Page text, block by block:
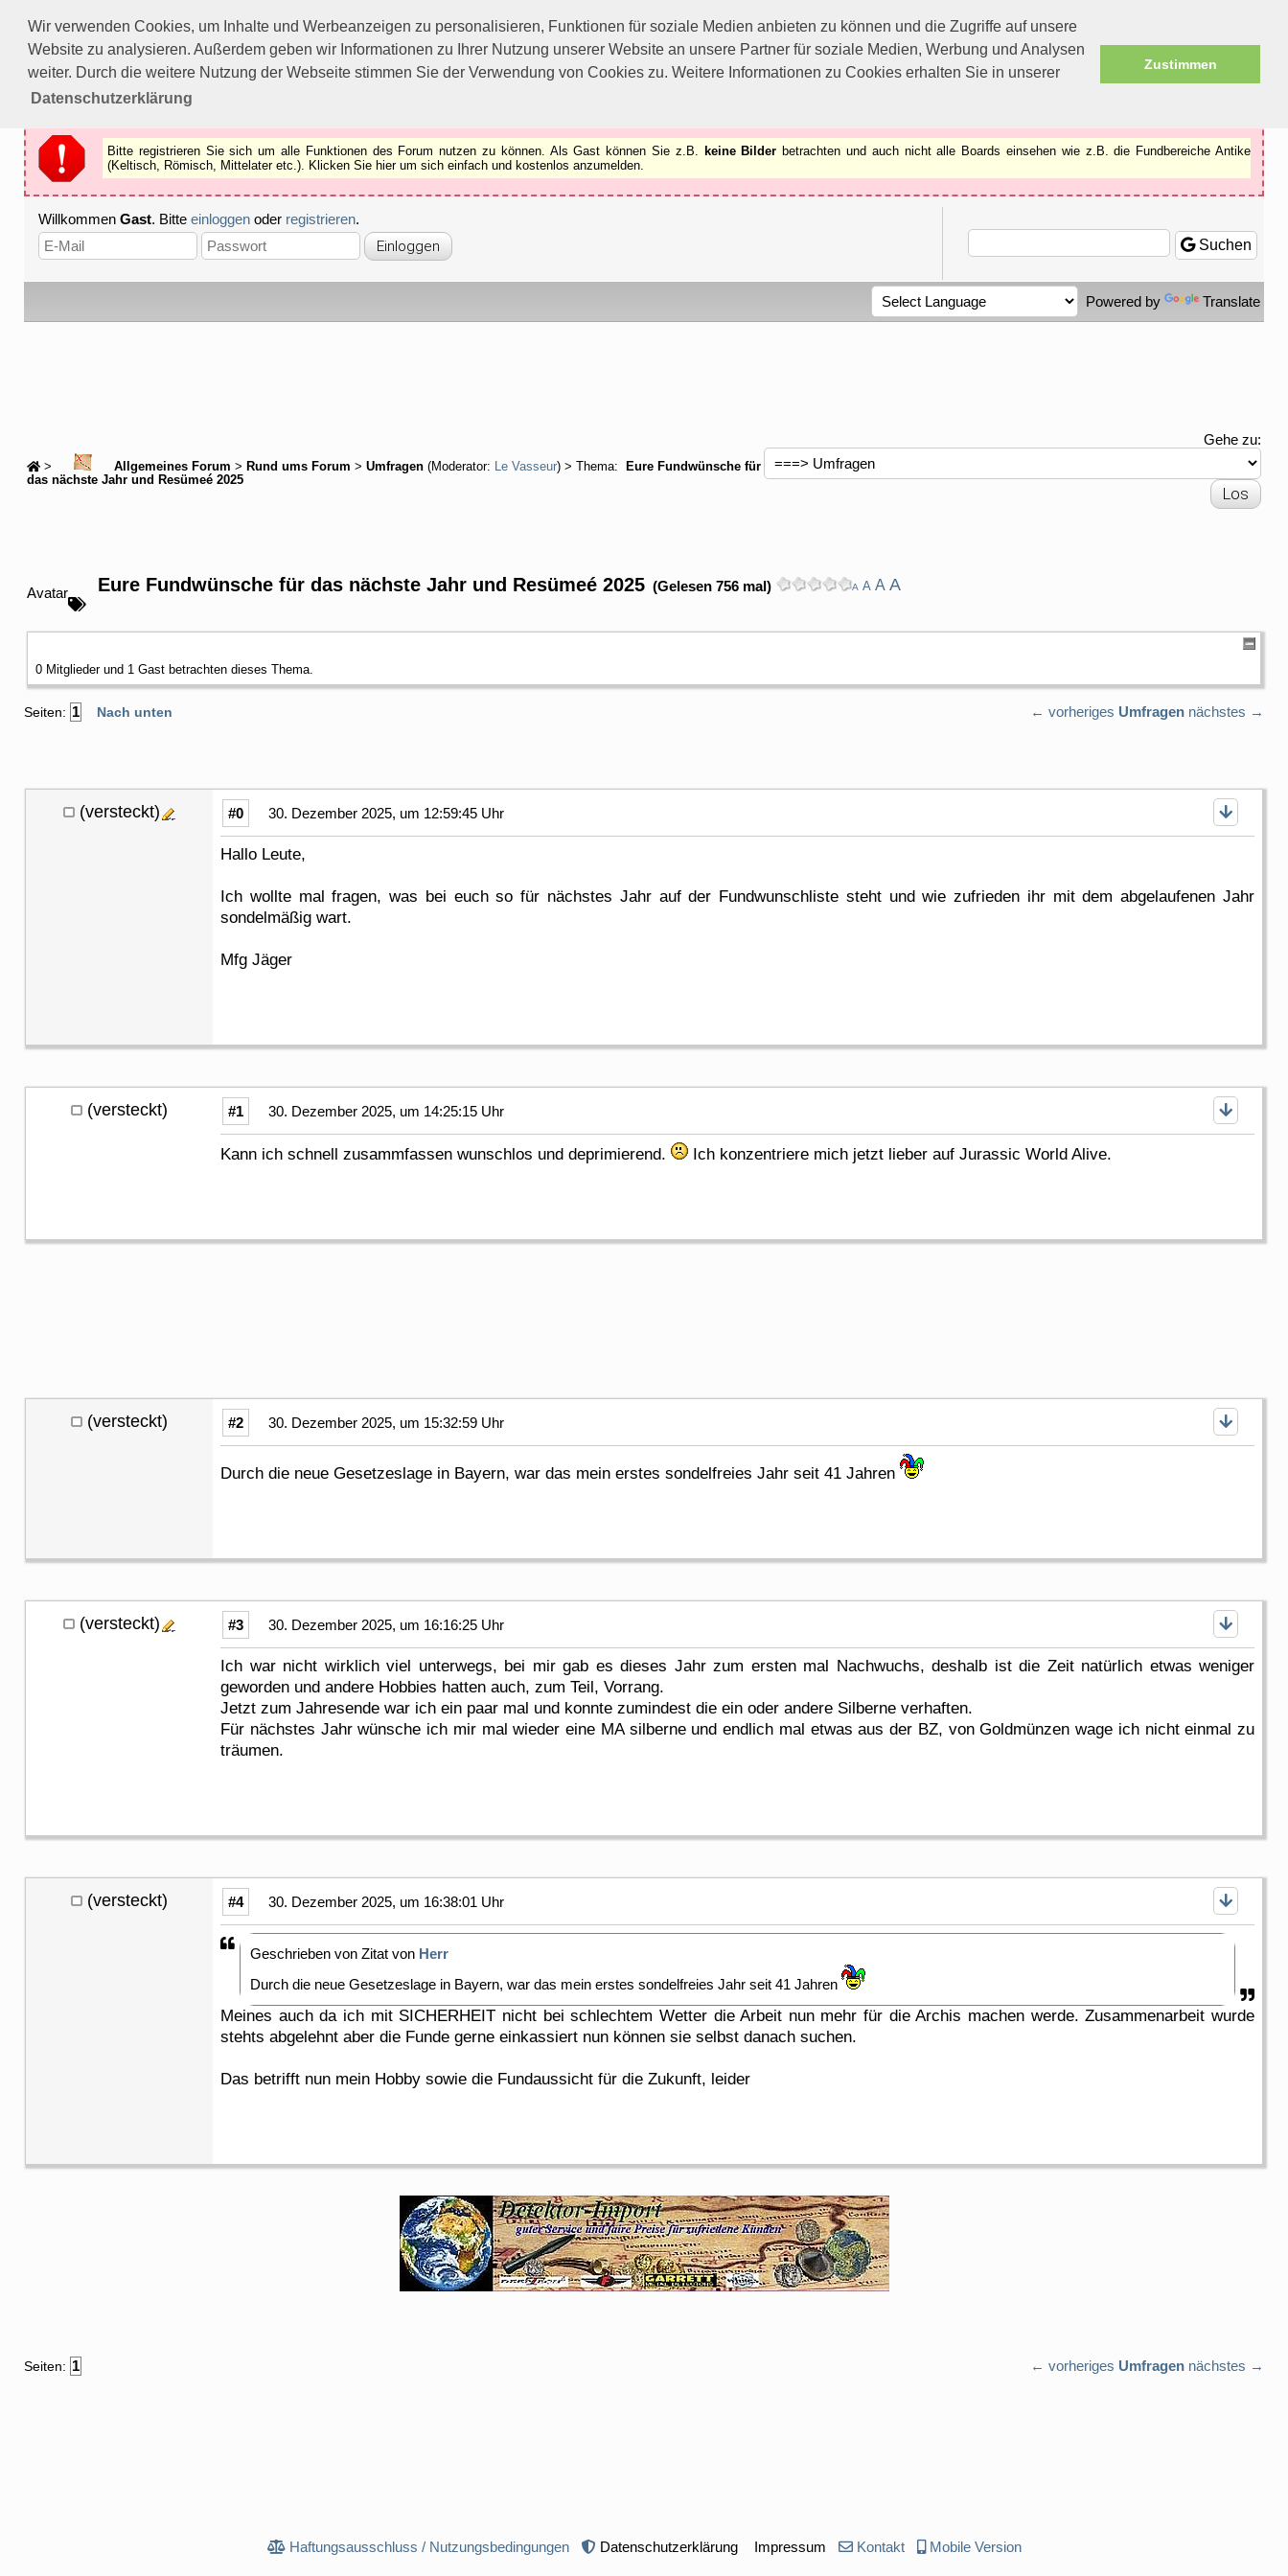
Wir verwenden Cookies, um Inhalte und Werbeanzeigen zu personalisieren, Funktionen für soziale Medien anbieten zu können und die Zugriffe auf unsere
Website zu analysieren. Außerdem geben wir Informationen zu Ihrer Nutzung unserer Website an unsere Partner für soziale Medien, Werbung und Analysen
weiter. Durch die weitere Nutzung der Webseite stimmen Sie der Verwendung von Cookies zu. Weitere Informationen zu Cookies erhalten Sie in unserer
Datenschutzerklärung
Zustimmen
Bitte registrieren Sie sich um alle Funktionen des Forums nutzen zu können.
Als Gast können Sie z.B.keine Bilderbetrachten.
Registrieren
Schliessen
Bitte registrieren Sie sich um alle Funktionen des Forum nutzen zu können. Als Gast können Sie z.B. keine Bilder betrachten und auch nicht alle Boards einsehen wie z.B. die Fundbereiche Antike
(Keltisch, Römisch, Mittelater etc.). Klicken Sie hier um sich einfach und kostenlos anzumelden.
Willkommen Gast. Bitte einloggen oder registrieren.
Suchen
Powered by Translate
> Allgemeines Forum > Rund ums Forum > Umfragen (Moderator: Le Vasseur) > Thema:
Eure Fundwünsche für
das nächste Jahr und Resümeé 2025
Gehe zu:
Avatar Eure Fundwünsche für das nächste Jahr und Resümeé 2025 (Gelesen 756 mal) A A A A
0 Mitglieder und 1 Gast betrachten dieses Thema.
Seiten: 1 Nach unten ← vorheriges Umfragen nächstes →
(versteckt) #0 30. Dezember 2025, um 12:59:45 Uhr
Hallo Leute,
Ich wollte mal fragen, was bei euch so für nächstes Jahr auf der Fundwunschliste steht und wie zufrieden ihr mit dem abgelaufenen Jahr
sondelmäßig wart.
Mfg Jäger
(versteckt) #1 30. Dezember 2025, um 14:25:15 Uhr
Kann ich schnell zusammfassen wunschlos und deprimierend. Ich konzentriere mich jetzt lieber auf Jurassic World Alive.
(versteckt) #2 30. Dezember 2025, um 15:32:59 Uhr
Durch die neue Gesetzeslage in Bayern, war das mein erstes sondelfreies Jahr seit 41 Jahren
(versteckt) #3 30. Dezember 2025, um 16:16:25 Uhr
Ich war nicht wirklich viel unterwegs, bei mir gab es dieses Jahr zum ersten mal Nachwuchs, deshalb ist die Zeit natürlich etwas weniger
geworden und andere Hobbies hatten auch, zum Teil, Vorrang.
Jetzt zum Jahresende war ich ein paar mal und konnte zumindest die ein oder andere Silberne verhaften.
Für nächstes Jahr wünsche ich mir mal wieder eine MA silberne und endlich mal etwas aus der BZ, von Goldmünzen wage ich nicht einmal zu
träumen.
(versteckt) #4 30. Dezember 2025, um 16:38:01 Uhr
Geschrieben von Zitat von Herr
Durch die neue Gesetzeslage in Bayern, war das mein erstes sondelfreies Jahr seit 41 Jahren
Meines auch da ich mit SICHERHEIT nicht bei schlechtem Wetter die Arbeit nun mehr für die Archis machen werde. Zusammenarbeit wurde
stehts abgelehnt aber die Funde gerne einkassiert nun können sie selbst danach suchen.
Das betrifft nun mein Hobby sowie die Fundaussicht für die Zukunft, leider
Seiten: 1 ← vorheriges Umfragen nächstes →
Haftungsausschluss / Nutzungsbedingungen Datenschutzerklärung Impressum Kontakt Mobile Version